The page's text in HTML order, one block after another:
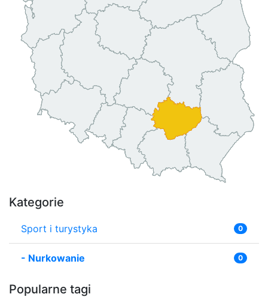
Kategorie
Sport i turystyka 0
- Nurkowanie 0
Popularne tagi